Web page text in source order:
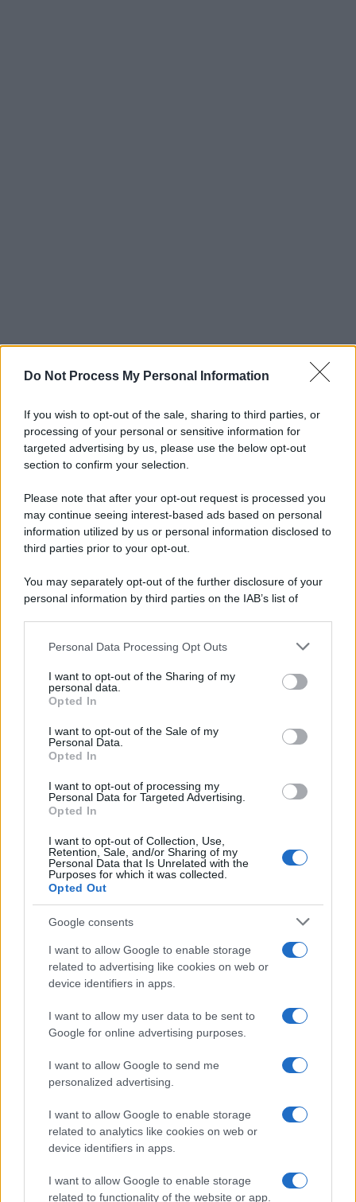
Do Not Process My Personal Information
If you wish to opt-out of the sale, sharing to third parties, or
processing of your personal or sensitive information for
targeted advertising by us, please use the below opt-out
section to confirm your selection.
Please note that after your opt-out request is processed you
may continue seeing interest-based ads based on personal
information utilized by us or personal information disclosed to
third parties prior to your opt-out.
You may separately opt-out of the further disclosure of your
personal information by third parties on the IAB’s list of
This information may also be disclosed by us to third parties
disclose it to other third parties.
Please note that this website/app uses one or more Google
services and may gather and store information including but
not limited to your visit or usage behaviour. You may click to
grant or deny consent to Google and its third-party tags to
consent section.
Personal Data Processing Opt Outs
I want to opt-out of the Sharing of my
personal data.
Opted In
I want to opt-out of the Sale of my
Personal Data.
Opted In
I want to opt-out of processing my
Personal Data for Targeted Advertising.
Opted In
I want to opt-out of Collection, Use,
Retention, Sale, and/or Sharing of my
Personal Data that Is Unrelated with the
Purposes for which it was collected.
Opted Out
Google consents
I want to allow Google to enable storage
related to advertising like cookies on web or
device identifiers in apps.
I want to allow my user data to be sent to
Google for online advertising purposes.
I want to allow Google to send me
personalized advertising.
I want to allow Google to enable storage
related to analytics like cookies on web or
device identifiers in apps.
I want to allow Google to enable storage
related to functionality of the website or app.